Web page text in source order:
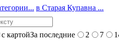
в Старая Купавна ...
с картойЗа последние 2 7